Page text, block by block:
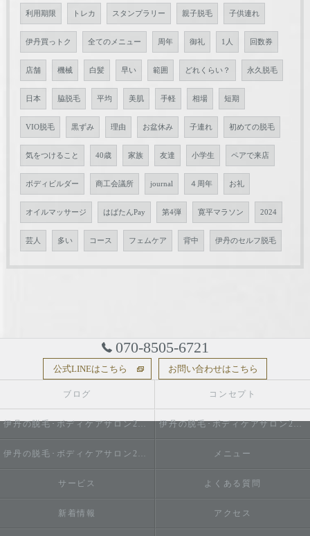
利用期限 トレカ スタンプラリー 親子脱毛 子供連れ
伊丹買っトク 全てのメニュー 周年 御礼 1人 回数券
店舗 機械 白髪 早い 範囲 どれくらい？ 永久脱毛
日本 脇脱毛 平均 美肌 手軽 相場 短期
VIO脱毛 黒ずみ 理由 お盆休み 子連れ 初めての脱毛
気をつけること 40歳 家族 友達 小学生 ペアで来店
ボディビルダー 商工会議所 journal ４周年 お礼
オイルマッサージ はばたんPay 第4弾 寛平マラソン 2024
芸人 多い コース フェムケア 背中 伊丹のセルフ脱毛
070-8505-6721
公式LINEはこちら お問い合わせはこちら
ブログ コンセプト
伊丹の脱毛･ボディケアサロン2do1セルフ脱毛とタイ古式のお店の口コミ情報 伊丹の脱毛･ボディケアサロン2do1セルフ脱毛とタイ古式のお店の評判
伊丹の脱毛･ボディケアサロン2do1セルフ脱毛とタイ古式のお店のお客様の声 メニュー
サービス よくある質問
新着情報 アクセス